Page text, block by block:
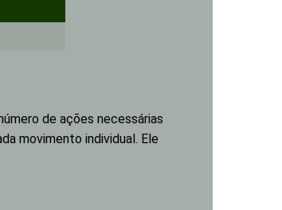
de ações necessárias
movimento individual. Ele